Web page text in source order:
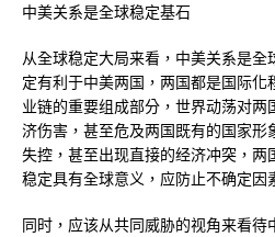
中美关系是全球稳定基石
从全球稳定大局来看，中美关系是
定有利于中美两国，两国都是国际
业链的重要组成部分，世界动荡对
济伤害，甚至危及两国既有的国家
失控，甚至出现直接的经济冲突，
稳定具有全球意义，应防止不确定因
同时，应该从共同威胁的视角来看